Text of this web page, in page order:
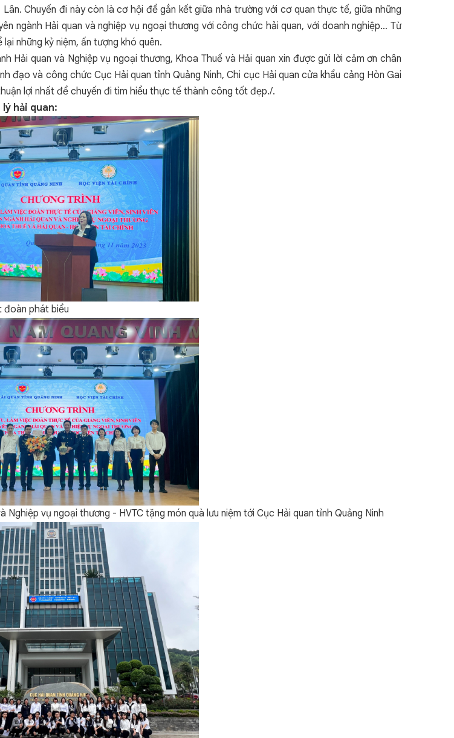
Chuyến đi này còn là cơ hội để gắn kết giữa nhà trường với cơ quan thực tế, giữa những
ngành Hải quan và nghiệp vụ ngoại thương với công chức hải quan, với doanh nghiệp… Từ
những kỷ niệm, ấn tượng khó quên.
Hải quan và Nghiệp vụ ngoại thương, Khoa Thuế và Hải quan xin được gửi lời cảm ơn chân
đạo và công chức Cục Hải quan tỉnh Quảng Ninh, Chi cục Hải quan cửa khẩu cảng Hòn Gai
lợi nhất để chuyến đi tìm hiểu thực tế thành công tốt đẹp./.
hải quan:
đoàn phát biểu
Nghiệp vụ ngoại thương - HVTC tặng món quà lưu niệm tới Cục Hải quan tỉnh Quảng Ninh